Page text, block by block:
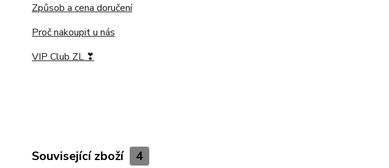
Způsob a cena doručení
Proč nakoupit u nás
VIP Club ZL ❣
Související zboží 4